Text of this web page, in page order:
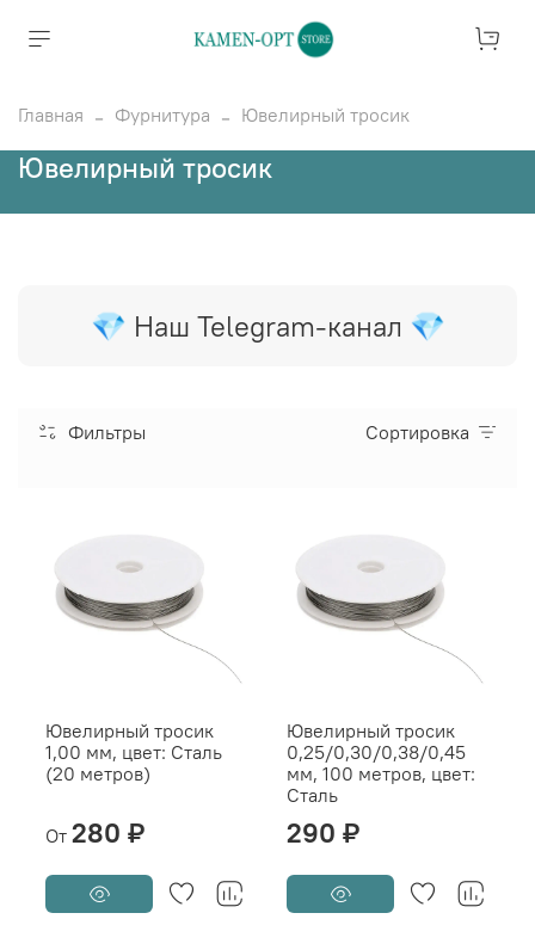
Главная Фурнитура Ювелирный тросик
Ювелирный тросик
💎 Наш Telegram-канал 💎
Фильтры Сортировка
Ювелирный тросик
1,00 мм, цвет: Сталь
(20 метров)
От 280 ₽
Ювелирный тросик
0,25/0,30/0,38/0,45
мм, 100 метров, цвет:
Сталь
290 ₽